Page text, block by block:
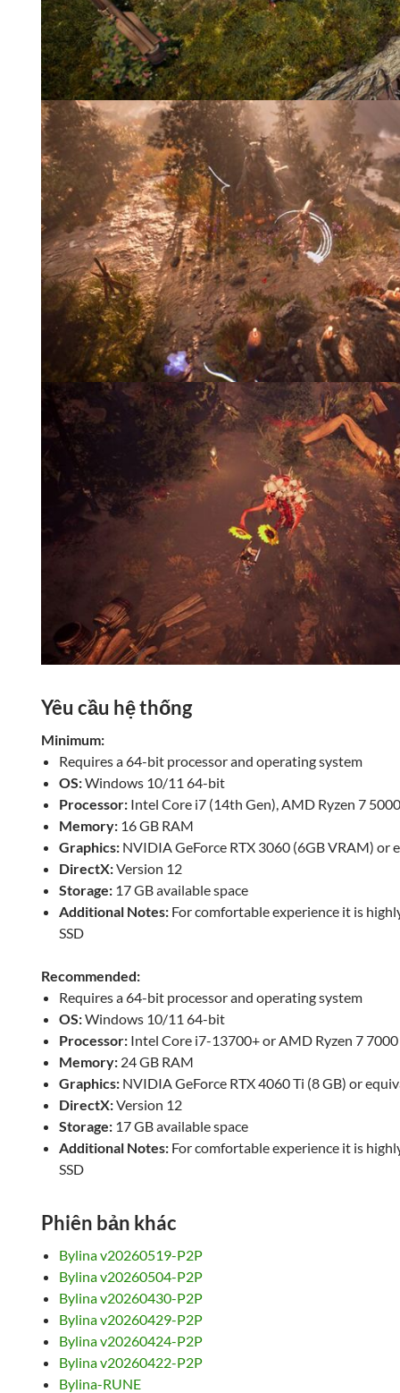
Yêu cầu hệ thống
Minimum:
Requires a 64-bit processor and operating system
OS:Windows 10/11 64-bit
Processor: Intel Core i7 (14th Gen), AMD Ryzen 7
Memory: 16 GB RAM
Graphics: NVIDIA GeForce RTX 3060 (6GB VRAM) or
DirectX:Version 12
Storage: 17 GB available space
Additional Notes: For comfortable experience it is
SSD
Recommended:
Requires a 64-bit processor and operating system
OS:Windows 10/11 64-bit
Processor: Intel Core i7-13700+ or AMD Ryzen 7 7000
Memory: 24 GB RAM
Graphics: NVIDIA GeForce RTX 4060 Ti (8 GB) or
DirectX:Version 12
Storage: 17 GB available space
Additional Notes: For comfortable experience it is
SSD
Phiên bản khác
Bylina v20260519-P2P
Bylina v20260504-P2P
Bylina v20260430-P2P
Bylina v20260429-P2P
Bylina v20260424-P2P
Bylina v20260422-P2P
Bylina-RUNE